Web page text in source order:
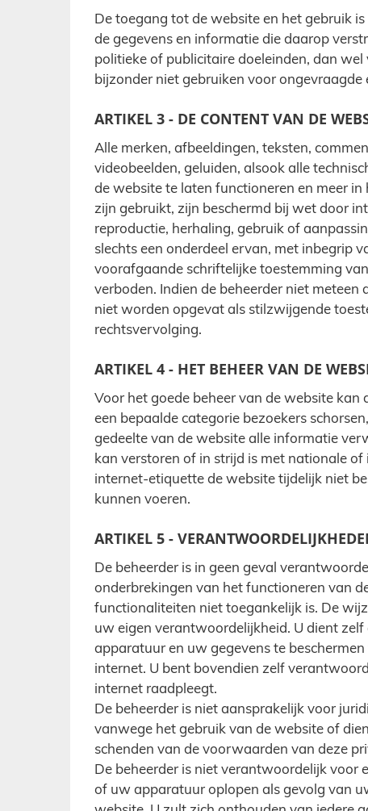
De toegang tot de website en het gebruik
de gegevens en informatie die daarop
politieke of publicitaire doeleinden, dan
bijzonder niet gebruiken voor ongevraagde
ARTIKEL 3 - DE CONTENT VAN DE
Alle merken, afbeeldingen, teksten,
videobeelden, geluiden, alsook alle
de website te laten functioneren en meer
zijn gebruikt, zijn beschermd bij wet door
reproductie, herhaling, gebruik of
slechts een onderdeel ervan, met inbegrip
voorafgaande schriftelijke toestemming
verboden. Indien de beheerder niet
niet worden opgevat als stilzwijgende
rechtsvervolging.
ARTIKEL 4 - HET BEHEER VAN DE
Voor het goede beheer van de website
een bepaalde categorie bezoekers
gedeelte van de website alle informatie
kan verstoren of in strijd is met nationale
internet-etiquette de website tijdelijk niet
kunnen voeren.
ARTIKEL 5 -
De beheerder is in geen geval
onderbrekingen van het functioneren van
functionaliteiten niet toegankelijk is. De
uw eigen verantwoordelijkheid. U dient
apparatuur en uw gegevens te
internet. U bent bovendien zelf
internet raadpleegt.
De beheerder is niet aansprakelijk voor
vanwege het gebruik van de website of
schenden van de voorwaarden van deze
De beheerder is niet verantwoordelijk voor
of uw apparatuur oplopen als gevolg van